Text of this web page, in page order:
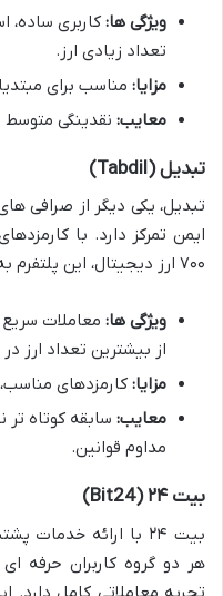
ویژگی ها: کاربری ساده،
تعداد زیادی ارز.
مزایا: مناسب برای
معایب: نقدینگی متوسط
تبدیل (Tabdil)
تبدیل، یکی دیگر از صرافی
ایمن تمرکز دارد. با
۷۰۰ ارز دیجیتال، این پلتفرم به سرعت در حال گسترش است.
ویژگی ها: معاملات سریع
از بیشترین تعداد ارز
مزایا: کارمزدهای
معایب: سابقه کوتاه تر
مداوم قوانین.
بیت ۲۴ (Bit24)
هر دو گروه کاربران حرفه